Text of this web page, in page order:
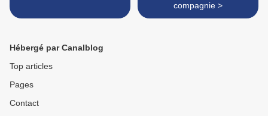
compagnie >
Hébergé par Canalblog
Top articles
Pages
Contact